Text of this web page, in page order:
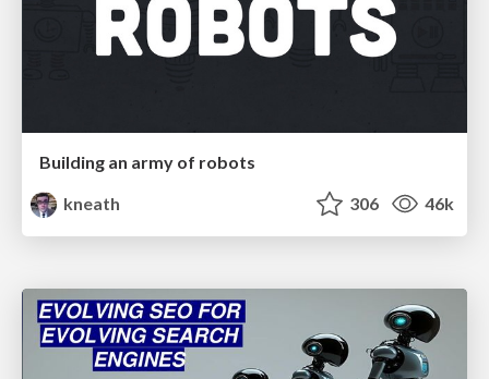
Building an army of robots
kneath
306 46k